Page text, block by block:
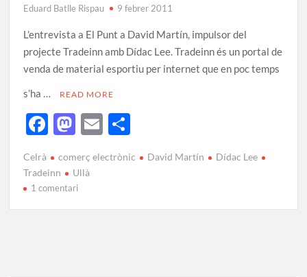
Eduard Batlle Rispau 9 febrer 2011
L’entrevista a El Punt a David Martín, impulsor del
projecte Tradeinn amb Dídac Lee. Tradeinn és un portal de
venda de material esportiu per internet que en poc temps
s’ha …
READ MORE
F
e
b
o
M
to
d
o
E
ail m
ar
Celrà comerç electrònic David Martín
Dídac Lee
Tradeinn
Ullà
1 comentari